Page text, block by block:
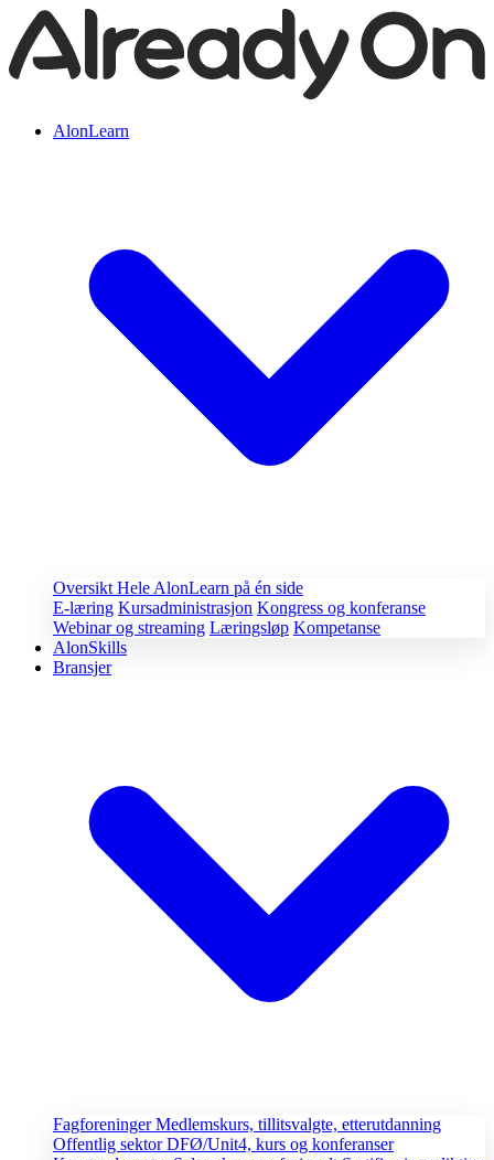
AlonLearn
Oversikt Hele AlonLearn på én side
E-læring Kursadministrasjon Kongress og konferanse
Webinar og streaming Læringsløp Kompetanse
AlonSkills
Bransjer
FagforeningerMedlemskurs, tillitsvalgte, etterutdanning
Offentlig sektorDFØ/Unit4, kurs og konferanser